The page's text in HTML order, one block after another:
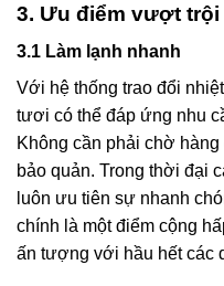
3. Ưu điểm vượt
3.1 Làm lạnh nhanh
Với hệ thống trao đổi
tươi có thể đáp ứng nhu
Không cần phải chờ
bảo quản. Trong thời đại
luôn ưu tiên sự nhanh
chính là một điểm cộng
ấn tượng với hầu hết các